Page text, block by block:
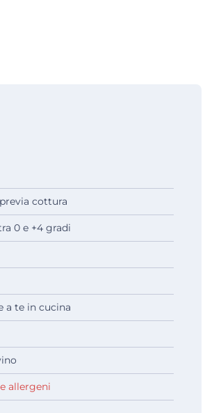
cottura
0 e +4 gradi
a te in cucina
allergeni